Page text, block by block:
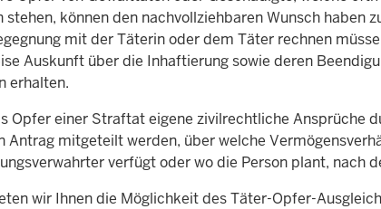
stehen, können den nachvollziehbaren Wunsch haben
mit der Täterin oder dem Täter rechnen
Auskunft über die Inhaftierung sowie deren
erhalten.
Opfer einer Straftat eigene zivilrechtliche Ansprüche
Antrag mitgeteilt werden, über welche
verfügt oder wo die Person plant, nach
wir Ihnen die Möglichkeit des Täter-Opfer-